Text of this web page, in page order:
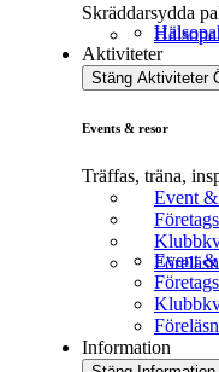
Skräddarsydda
Aktiviteter
Stäng Aktiviteter
Events & resor
Träffas, träna,
Event
Event
Information